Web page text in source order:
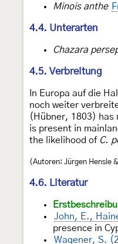
Minois anthe
4.4. Unterarten
Chazara
4.5. Verbreitung
In Europa auf die
noch weiter
(Hübner, 1803) has
is present in
the likelihood of C.
(Autoren: Jürgen Hensle
4.6. Literatur
John, E.,
presence in
Wagener, S.